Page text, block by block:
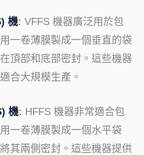
機: VFFS 機器廣泛用於包
一卷薄膜製成一個垂直的袋
頂部和底部密封。這些機器
合大規模生產。
機: HFFS 機器非常適合包
一卷薄膜製成一個水平袋
其兩側密封。這些機器提供